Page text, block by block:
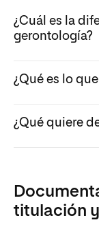
¿Cuál es la
gerontología?
¿Qué es lo
¿Qué quiere
titulación